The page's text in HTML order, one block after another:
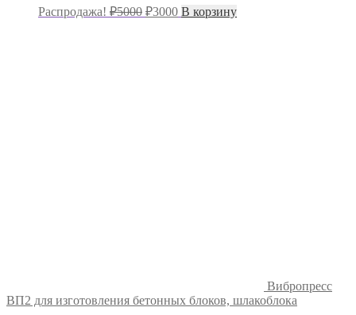
Распродажа! ₽5000 Первоначальная
₽3000Текущая
цена:
В корзину
Вибропресс
ВП2 для изготовления бетонных блоков, шлакоблока